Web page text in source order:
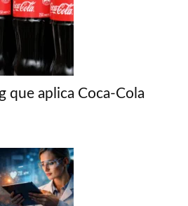
que aplica Coca-Cola